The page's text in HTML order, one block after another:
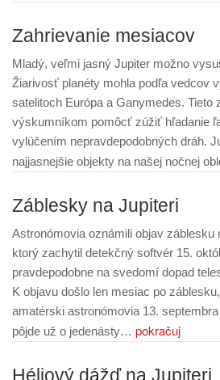
Zahrievanie mesiacov
Mladý, veľmi jasný Jupiter možno
Žiarivosť planéty mohla podľa vedcov
satelitoch Európa a Ganymedes. Tieto
výskumníkom pomôcť zúžiť hľadanie
vylúčením nepravdepodobných dráh.
najjasnejšie objekty na našej nočnej
Záblesky na Jupiteri
Astronómovia oznámili objav záblesku
ktorý zachytil detekčný softvér 15.
pravdepodobne na svedomí dopad
K objavu došlo len mesiac po
amatérski astronómovia 13.
pôjde už o jedenásty… pokračuj
Héliový dážď na Jupiteri